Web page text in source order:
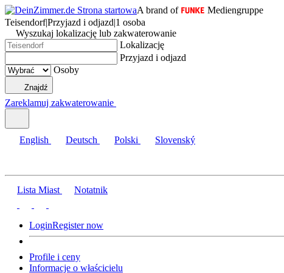
A brand of
Mediengruppe
Teisendorf|Przyjazd i odjazd|1 osoba
Wyszukaj lokalizację lub zakwaterowanie
Lokalizację
Przyjazd i odjazd
Osoby
Znajdź
Zareklamuj zakwaterowanie
English Deutsch Polski Slovenský
Lista Miast Notatnik
LoginRegister now
Profile i ceny
Informacje o właścicielu